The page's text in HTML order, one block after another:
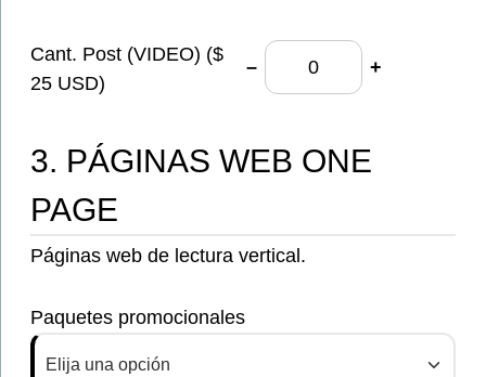
Cant. Post (VIDEO) ($
25 USD)
– +
3. PÁGINAS WEB ONE
PAGE
Páginas web de lectura vertical.
Paquetes promocionales
Elija una opción